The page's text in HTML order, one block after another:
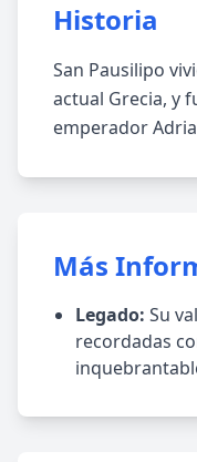
Historia
San Pausilipo
actual Grecia, y
emperador
Más
Legado: Su
recordadas